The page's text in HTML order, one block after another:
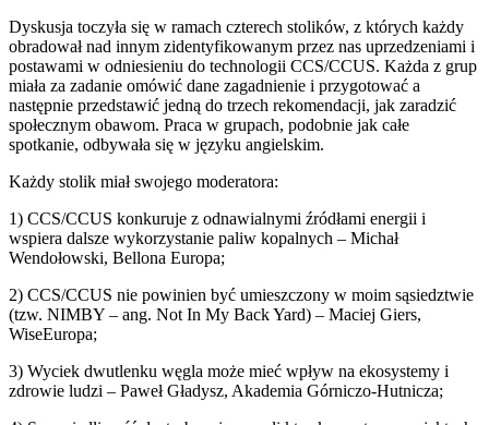
Dyskusja toczyła się w ramach czterech stolików, z których każdy
obradował nad innym zidentyfikowanym przez nas uprzedzeniami i
postawami w odniesieniu do technologii CCS/CCUS. Każda z grup
miała za zadanie omówić dane zagadnienie i przygotować a
następnie przedstawić jedną do trzech rekomendacji, jak zaradzić
społecznym obawom. Praca w grupach, podobnie jak całe
spotkanie, odbywała się w języku angielskim.
Każdy stolik miał swojego moderatora:
1) CCS/CCUS konkuruje z odnawialnymi źródłami energii i
wspiera dalsze wykorzystanie paliw kopalnych – Michał
Wendołowski, Bellona Europa;
2) CCS/CCUS nie powinien być umieszczony w moim sąsiedztwie
(tzw. NIMBY – ang. Not In My Back Yard) – Maciej Giers,
WiseEuropa;
3) Wyciek dwutlenku węgla może mieć wpływ na ekosystemy i
zdrowie ludzi – Paweł Gładysz, Akademia Górniczo-Hutnicza;